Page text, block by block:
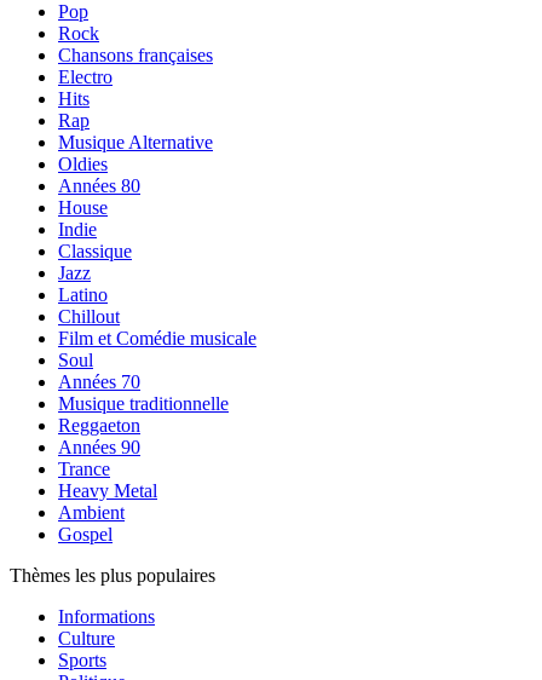
Pop
Rock
Chansons françaises
Electro
Hits
Rap
Musique Alternative
Oldies
Années 80
House
Indie
Classique
Jazz
Latino
Chillout
Film et Comédie musicale
Soul
Années 70
Musique traditionnelle
Reggaeton
Années 90
Trance
Heavy Metal
Ambient
Gospel
Thèmes les plus populaires
Informations
Culture
Sports